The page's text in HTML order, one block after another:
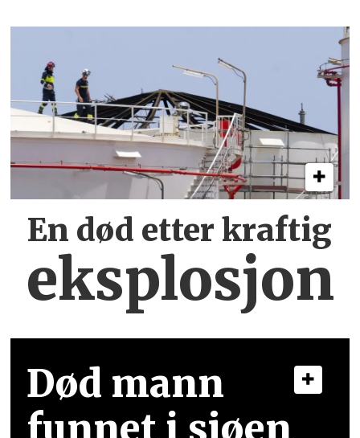
En død etter kraftig
eksplosjon
Død mann